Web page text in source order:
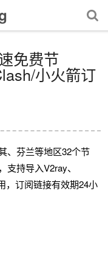
免费节
小火箭订
、芬兰等地区32个节
持导入V2ray、
，订阅链接有效期24小